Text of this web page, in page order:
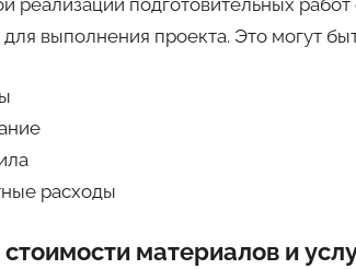
реализации подготовительных работ
выполнения проекта. Это могут
расходы
материалов и